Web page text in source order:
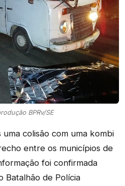
BPRv/SE
colisão com uma kombi
entre os municípios de
foi confirmada
Batalhão de Polícia